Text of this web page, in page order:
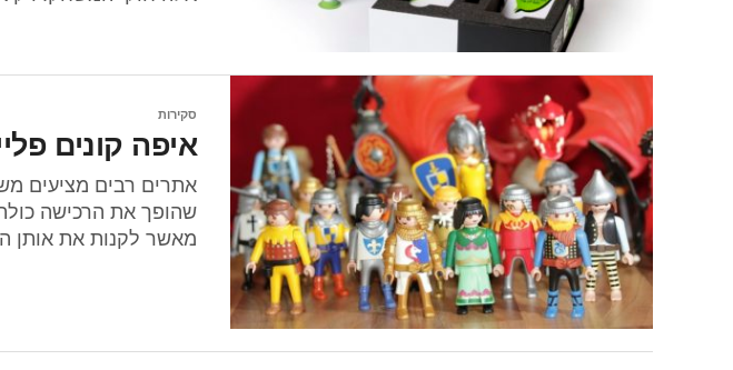
סקירות
איפה קונים
אתרים רבים מציעים
שהופך את הרכישה
מאשר לקנות את אותן